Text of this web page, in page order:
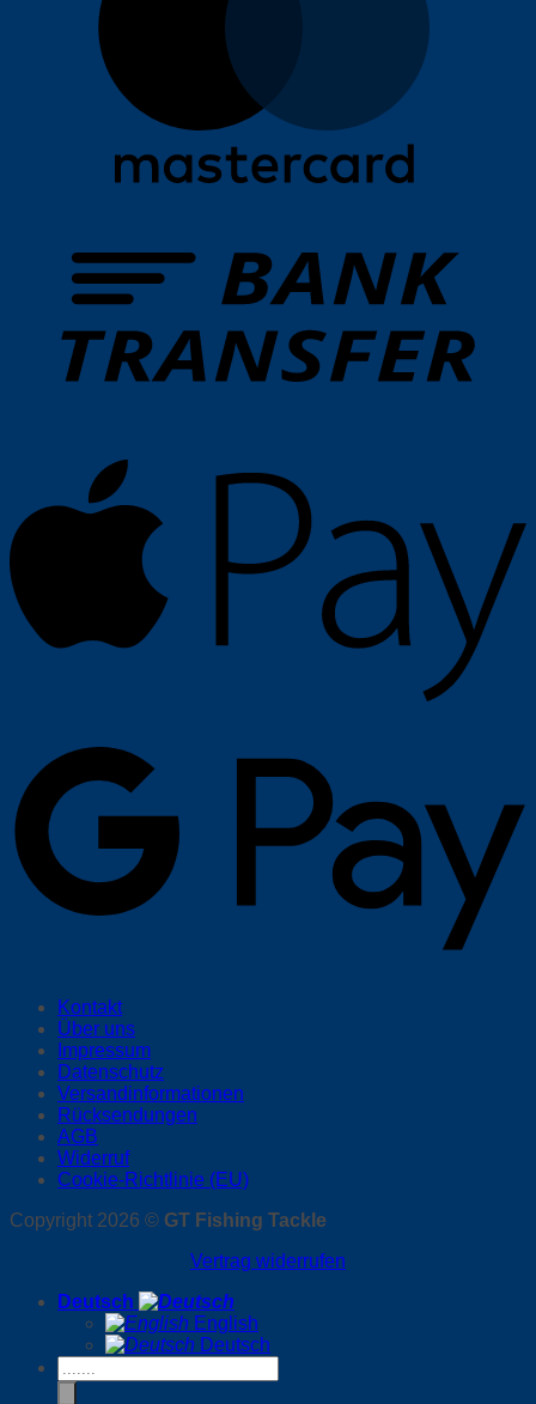
Kontakt
Über uns
Impressum
Datenschutz
Versandinformationen
Rücksendungen
AGB
Widerruf
Cookie-Richtlinie (EU)
Copyright 2026 © GT Fishing Tackle
Vertrag widerrufen
Deutsch
English
Deutsch
search